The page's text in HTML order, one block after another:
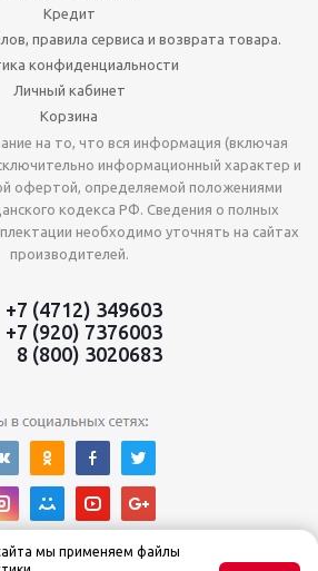
Кредит
правила сервиса и возврата товара.
конфиденциальности
Личный кабинет
Корзина
на то, что вся информация (включая
информационный характер и
офертой, определяемой положениями
кодекса РФ. Сведения о полных
необходимо уточнять на сайтах
производителей.
+7 (4712) 349603
+7 (920) 7376003
8 (800) 3020683
мы применяем файлы